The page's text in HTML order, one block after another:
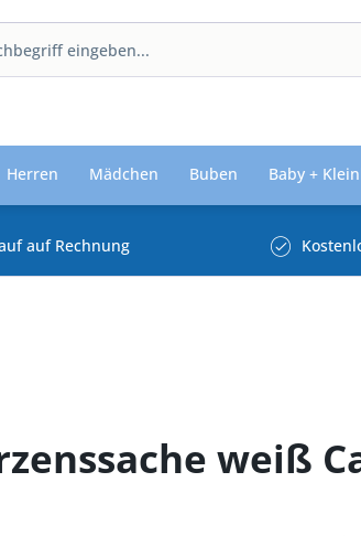
Herren Mädchen Buben Baby +
auf Rechnung
weiß